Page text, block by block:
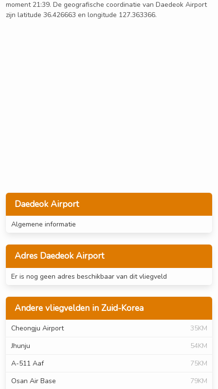
Daedeok Airport
Algemene informatie
Adres Daedeok Airport
Er is nog geen adres beschikbaar van dit vliegveld
Andere vliegvelden in Zuid-Korea
Cheongju Airport
35KM
Jhunju
54KM
A-511 Aaf
75KM
Osan Air Base
79KM
moment 21:39. De geografische coordinatie van Daedeok Airport
zijn latitude 36.426663 en longitude 127.363366.